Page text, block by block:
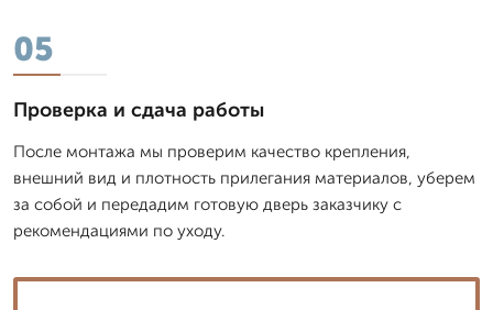
05
Проверка и сдача работы
После монтажа мы проверим качество крепления,
внешний вид и плотность прилегания материалов, уберем
за собой и передадим готовую дверь заказчику с
рекомендациями по уходу.